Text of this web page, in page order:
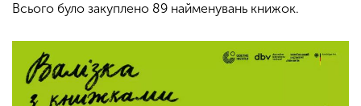
Всього було закуплено 89 найменувань книжок.